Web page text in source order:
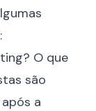
O que
são
a